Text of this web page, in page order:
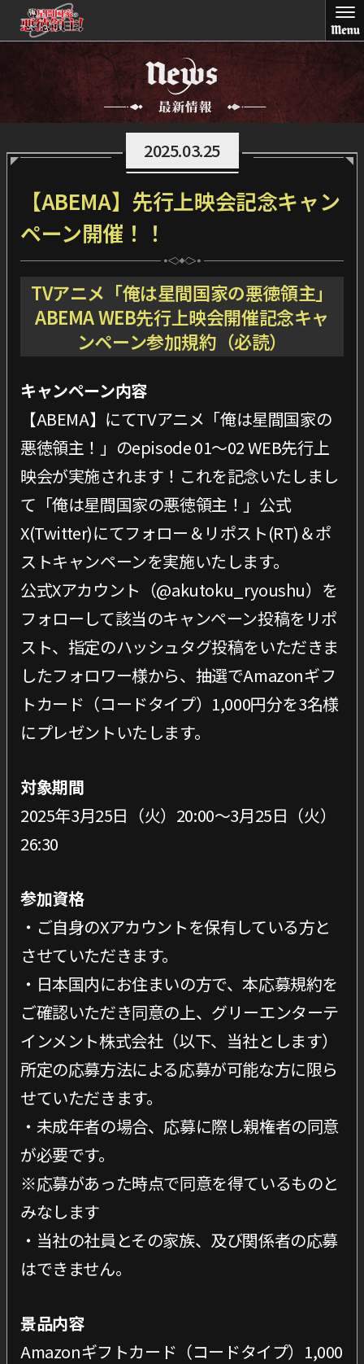
2025.03.25
【ABEMA】先行上映会記念キャン
ペーン開催！！
TVアニメ「俺は星間国家の悪徳領主」
ABEMA WEB先行上映会開催記念キャ
ンペーン参加規約（必読）
キャンペーン内容
【ABEMA】にてTVアニメ「俺は星間国家の
悪徳領主！」のepisode 01～02 WEB先行上
映会が実施されます！これを記念いたしまし
て「俺は星間国家の悪徳領主！」公式
X(Twitter)にてフォロー＆リポスト(RT)＆ポ
ストキャンペーンを実施いたします。
公式Xアカウント（@akutoku_ryoushu）を
フォローして該当のキャンペーン投稿をリポ
スト、指定のハッシュタグ投稿をいただきま
したフォロワー様から、抽選でAmazonギフ
トカード（コードタイプ）1,000円分を3名様
にプレゼントいたします。
対象期間
2025年3月25日（火）20:00〜3月25日（火）
26:30
参加資格
・ご自身のXアカウントを保有している方と
させていただきます。
・日本国内にお住まいの方で、本応募規約を
ご確認いただき同意の上、グリーエンターテ
インメント株式会社（以下、当社とします）
所定の応募方法による応募が可能な方に限ら
せていただきます。
・未成年者の場合、応募に際し親権者の同意
が必要です。
※応募があった時点で同意を得ているものと
みなします
・当社の社員とその家族、及び関係者の応募
はできません。
景品内容
Amazonギフトカード（コードタイプ）1,000